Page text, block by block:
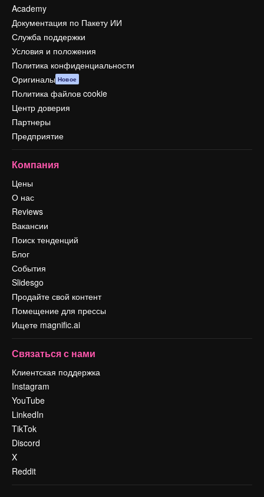
Academy
Документация по Пакету ИИ
Служба поддержки
Условия и положения
Политика конфиденциальности
Оригиналы Новое
Политика файлов cookie
Центр доверия
Партнеры
Предприятие
Компания
Цены
О нас
Reviews
Вакансии
Поиск тенденций
Блог
События
Slidesgo
Продайте свой контент
Помещение для прессы
Ищете magnific.ai
Связаться с нами
Клиентская поддержка
Instagram
YouTube
LinkedIn
TikTok
Discord
X
Reddit